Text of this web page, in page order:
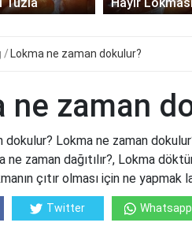
Lokma ne zaman dokulur?
ne zaman
dokulur? Lokma ne zaman
ne zaman dağıtılır?, Lokma
çıtır olması için ne yapmak
Twitter Whatsapp